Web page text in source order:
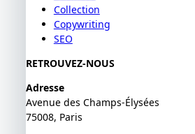
Collection
Copywriting
SEO
RETROUVEZ-NOUS
Adresse
Avenue des Champs-Élysées
75008, Paris